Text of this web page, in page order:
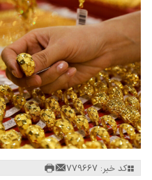
کد خبر: 779667